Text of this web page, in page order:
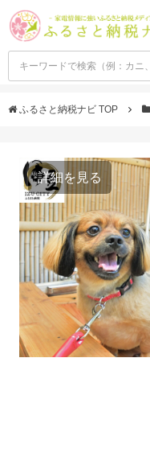
ふるさと納税ナビ TOP
詳細を見る